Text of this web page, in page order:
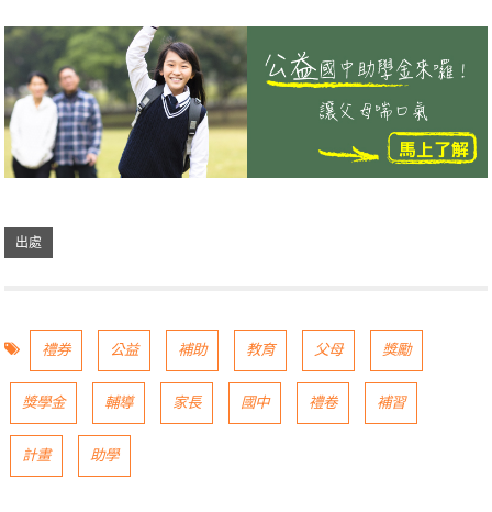
禮券 公益 補助 教育 父母 獎勵
獎學金 輔導 家長 國中 禮卷 補習
計畫 助學